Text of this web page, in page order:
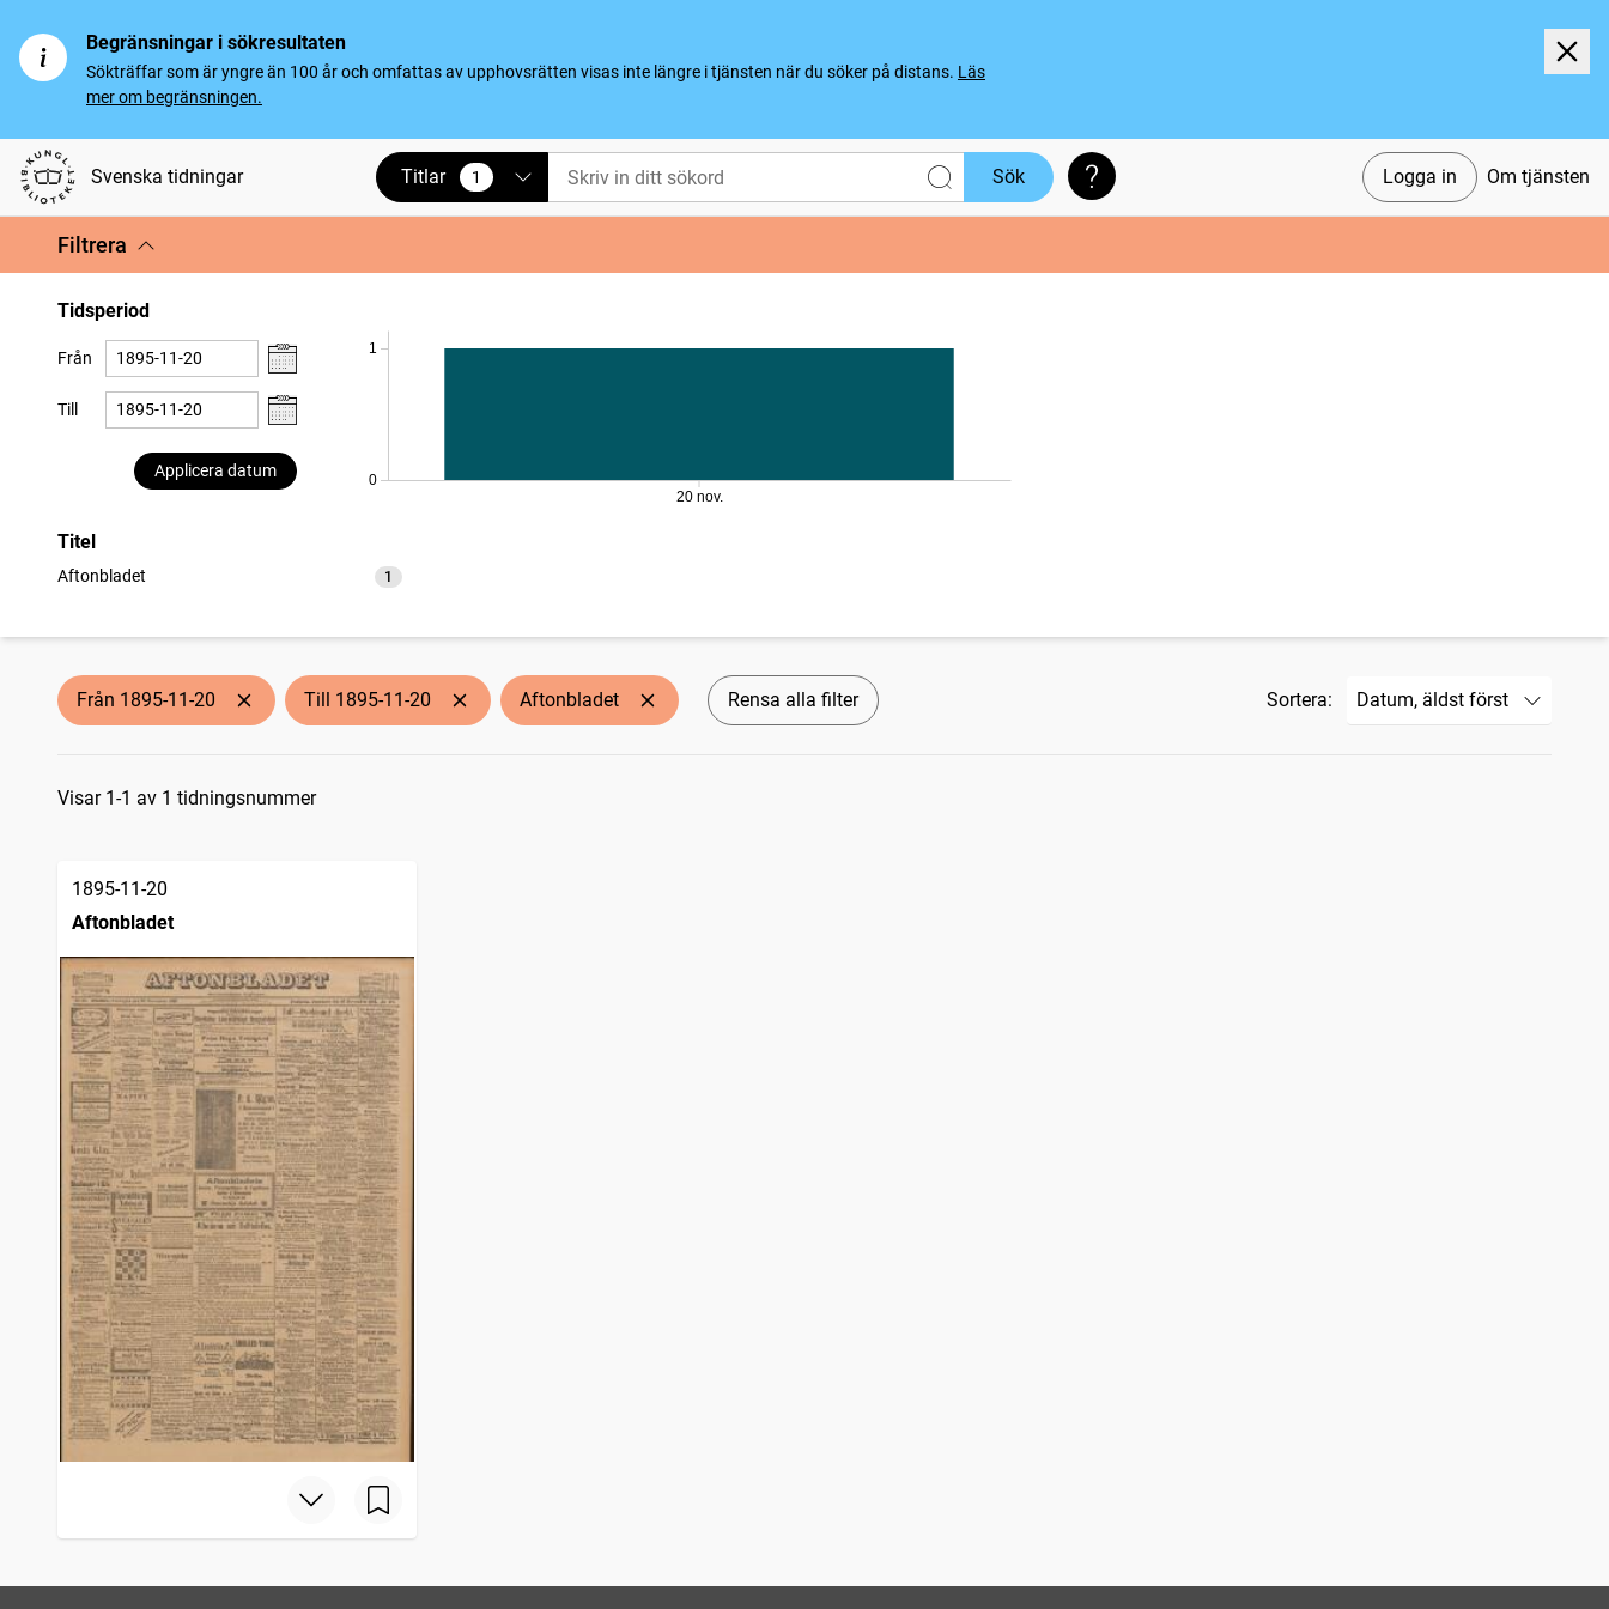
Begränsningar i sökresultaten
Sökträffar som är yngre än 100 år och omfattas av upphovsrätten visas inte längre i tjänsten när du söker på distans. Läs
mer om begränsningen.
Svenska tidningar Logga in Om tjänsten
Titlar 1
vald Sök Söktips
Filtrera
Tidsperiod
Från
Till
Applicera datum
0
1
20 nov.
Titel
Aftonbladet 1
träffar
Från 1895-11-20 Till 1895-11-20 Aftonbladet Rensa alla filter Sortera:
Sökresultat
Visar 1-1 av 1 tidningsnummer
1895-11-20
Aftonbladet